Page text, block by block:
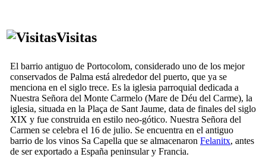
Visitas
El barrio antiguo de Portocolom, considerado uno de los mejor
conservados de Palma está alrededor del puerto, que ya se
menciona en el siglo trece. Es la iglesia parroquial dedicada a
Nuestra Señora del Monte Carmelo (Mare de Déu del Carme), la
iglesia, situada en la Plaça de Sant Jaume, data de finales del siglo
XIX y fue construida en estilo neo-gótico. Nuestra Señora del
Carmen se celebra el 16 de julio. Se encuentra en el antiguo
barrio de los vinos Sa Capella que se almacenaron Felanitx, antes
de ser exportado a España peninsular y Francia.